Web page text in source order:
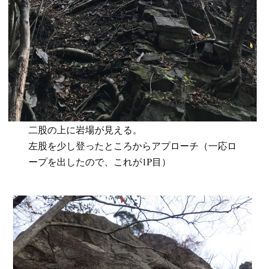
二股の上に岩場が見える。
左股を少し登ったところからアプローチ（一応ロ
ープを出したので、これが1P目）